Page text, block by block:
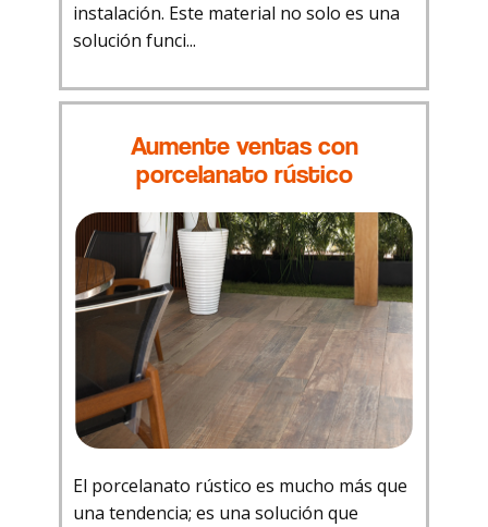
instalación. Este material no solo es una
solución funci...
Aumente ventas con
porcelanato rústico
El porcelanato rústico es mucho más que
una tendencia; es una solución que